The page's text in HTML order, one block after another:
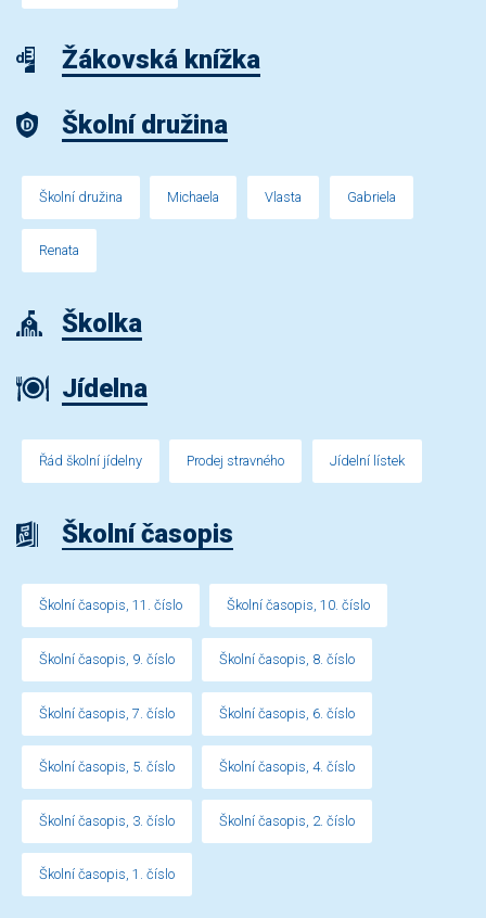
Žákovská knížka
Školní družina
Školní družina Michaela Vlasta Gabriela
Renata
Školka
Jídelna
Řád školní jídelny Prodej stravného Jídelní lístek
Školní časopis
Školní časopis, 11. číslo Školní časopis, 10. číslo
Školní časopis, 9. číslo Školní časopis, 8. číslo
Školní časopis, 7. číslo Školní časopis, 6. číslo
Školní časopis, 5. číslo Školní časopis, 4. číslo
Školní časopis, 3. číslo Školní časopis, 2. číslo
Školní časopis, 1. číslo